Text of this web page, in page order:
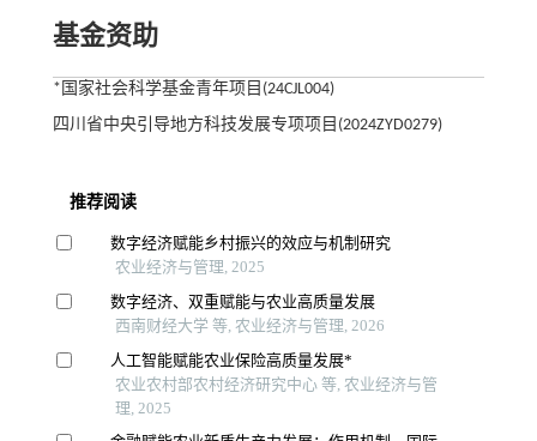
基金资助
*国家社会科学基金青年项目(24CJL004)
四川省中央引导地方科技发展专项项目(2024ZYD0279)